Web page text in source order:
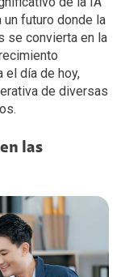
futuro donde la
se convierta en la
el día de hoy,
de diversas
las